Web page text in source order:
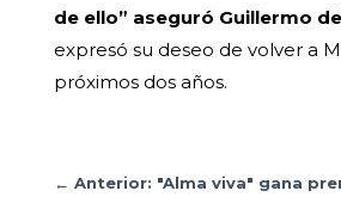
de ello” aseguró Guillermo
expresó su deseo de volver a
próximos dos años.
← Anterior: "Alma viva" gana